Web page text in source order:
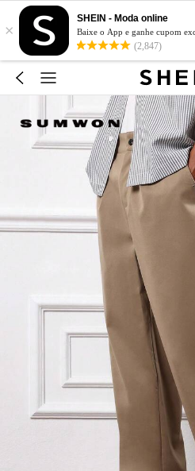
×
SHEIN - Moda online
Baixe o App e ganhe cupom
(2,847)